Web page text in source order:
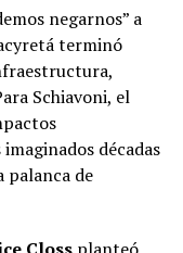
negarnos” a
terminó
Schiavoni, el
décadas
de